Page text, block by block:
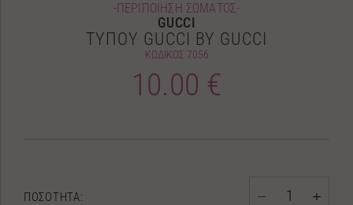
-ΠΕΡΙΠΟΙΗΣΗ ΣΩΜΑΤΟΣ-
GUCCI
ΤΥΠΟΥ GUCCI BY GUCCI
ΚΩΔΙΚΟΣ 7056
10.00 €
ΠΟΣΟΤΗΤΑ: